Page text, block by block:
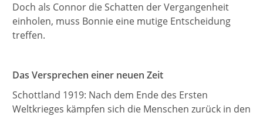
Doch als Connor die Schatten der Vergangenheit
einholen, muss Bonnie eine mutige Entscheidung
treffen.
Das Versprechen einer neuen Zeit
Schottland 1919: Nach dem Ende des Ersten
Weltkrieges kämpfen sich die Menschen zurück in den